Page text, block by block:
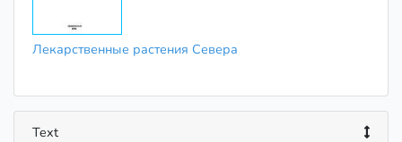
Лекарственные растения Севера
Text